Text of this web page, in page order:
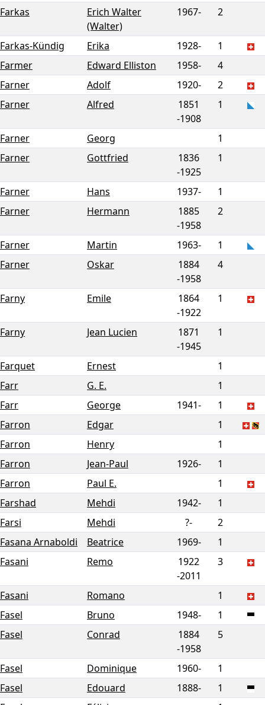
Farkas
Erich Walter
(Walter)
1967- 2
Farkas-Kündig Erika 1928-
1
Farmer
Edward Elliston 1958-
4
Farner
Adolf 1920-
2
Farner
Alfred
1851
-1908
1
Farner Georg
1
Farner
Gottfried
1836
-1925
1
Farner Hans 1937-
1
Farner
Hermann
1885
-1958
2
Farner Martin 1963-
1
Farner
Oskar
1884
-1958
4
Farny Emile
1864
-1922
1
Farny Jean Lucien
1871
-1945
1
Farquet Ernest
1
Farr
G. E.
1
Farr
George 1941-
1
Farron
Edgar
1
Farron
Henry
1
Farron
Jean-Paul 1926-
1
Farron
Paul E.
1
Farshad
Mehdi 1942-
1
Farsi
Mehdi ?-
2
Fasana Arnaboldi
Beatrice 1969-
1
Fasani
Remo
1922
-2011
3
Fasani Romano
1
Fasel
Bruno 1948-
1
Fasel
Conrad
1884
-1958
5
Fasel Dominique 1960-
1
Fasel
Edouard 1888-
1